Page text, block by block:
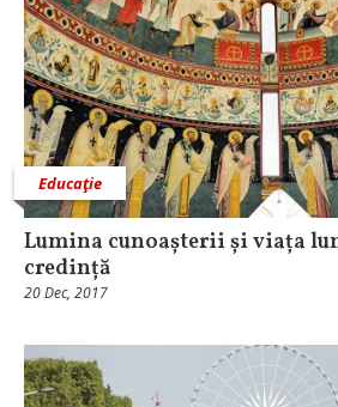
Educaţie
Lumina cunoașterii și viața
credință
20 Dec, 2017